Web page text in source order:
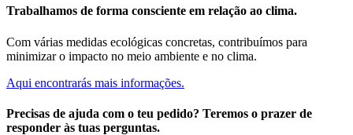
Trabalhamos de forma consciente em relação ao clima.
Com várias medidas ecológicas concretas, contribuímos para
minimizar o impacto no meio ambiente e no clima.
Aqui encontrarás mais informações.
Precisas de ajuda com o teu pedido? Teremos o prazer de
responder às tuas perguntas.